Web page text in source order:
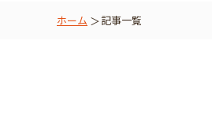
ホーム 記事一覧